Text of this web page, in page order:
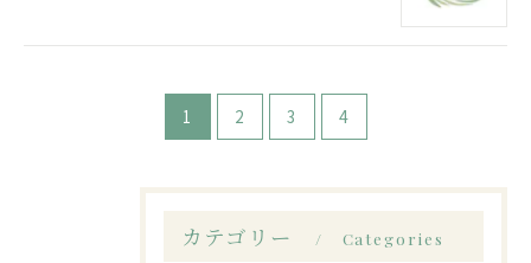
1 2 3 4
カテゴリー Categories